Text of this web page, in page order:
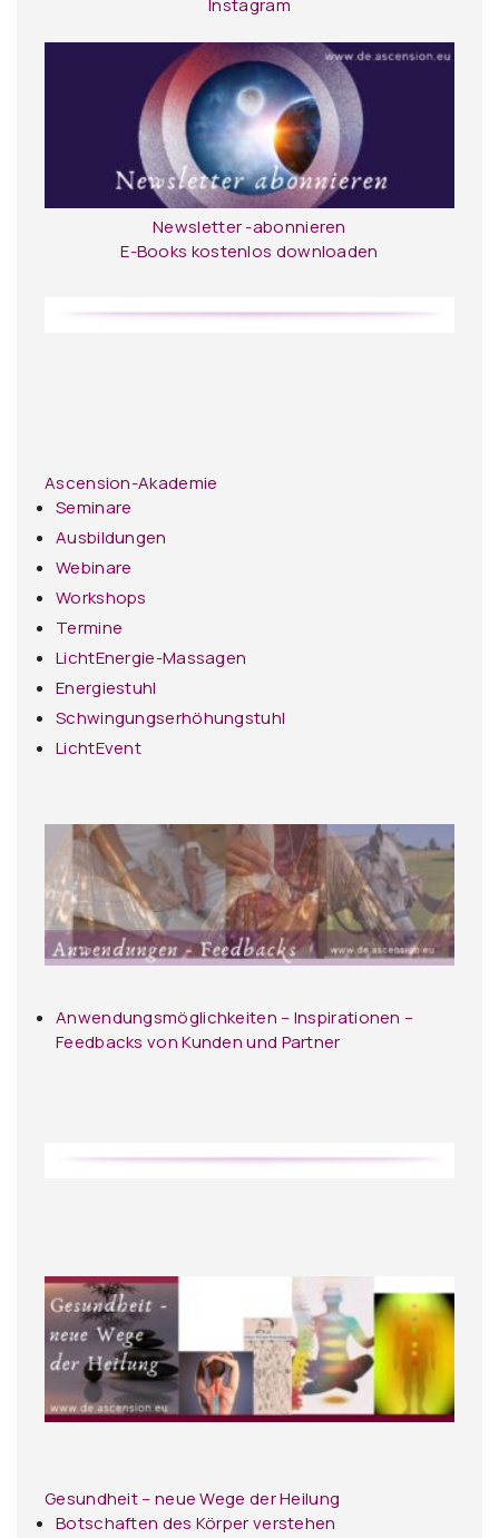
Instagram
Newsletter -abonnieren
E-Books kostenlos downloaden
Ascension-Akademie
Seminare
Ausbildungen
Webinare
Workshops
Termine
LichtEnergie-Massagen
Energiestuhl
Schwingungserhöhungstuhl
LichtEvent
Anwendungsmöglichkeiten – Inspirationen –
Feedbacks von Kunden und Partner
Gesundheit – neue Wege der Heilung
Botschaften des Körper verstehen